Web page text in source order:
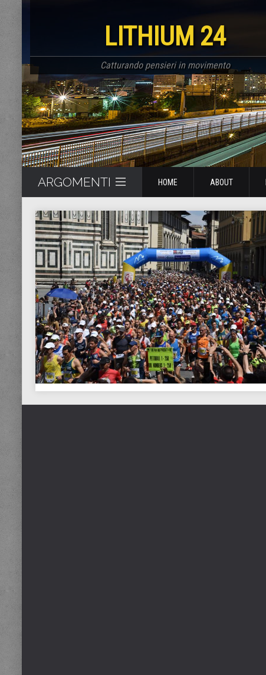
LITHIUM 24
Catturando pensieri in movimento
ARGOMENTI HOME ABOUT